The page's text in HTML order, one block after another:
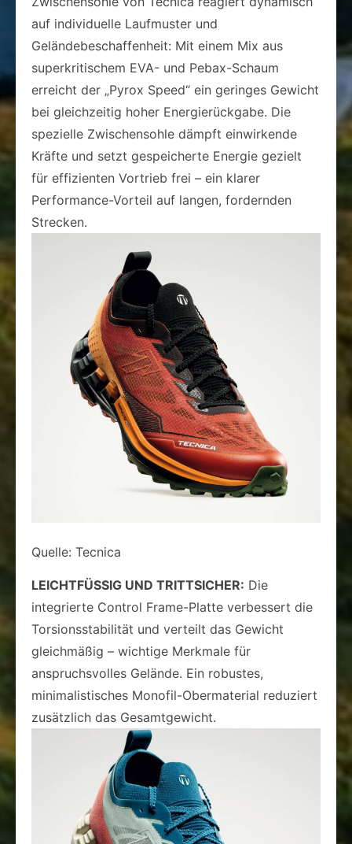
auf individuelle Laufmuster und
Geländebeschaffenheit: Mit einem Mix aus
superkritischem EVA- und Pebax-Schaum
erreicht der „Pyrox Speed“ ein geringes Gewicht
bei gleichzeitig hoher Energierückgabe. Die
spezielle Zwischensohle dämpft einwirkende
Kräfte und setzt gespeicherte Energie gezielt
für effizienten Vortrieb frei – ein klarer
Performance-Vorteil auf langen, fordernden
Strecken.
Quelle: Tecnica
LEICHTFÜSSIG UND TRITTSICHER: Die
integrierte Control Frame-Platte verbessert die
Torsionsstabilität und verteilt das Gewicht
gleichmäßig – wichtige Merkmale für
anspruchsvolles Gelände. Ein robustes,
minimalistisches Monofil-Obermaterial reduziert
zusätzlich das Gesamtgewicht.